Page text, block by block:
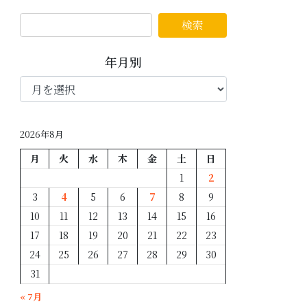
年月別
年
2026年8月
月 火 水 木 金 土
日
1
2
3
4 5 6 7 8
9
10
11 12 13 14 15
16
17
18 19 20 21 22
23
24
25 26 27 28 29
30
31
« 7月